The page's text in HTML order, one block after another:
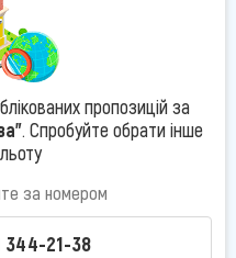
пропозицій за
. Спробуйте обрати інше
за номером
344-21-38